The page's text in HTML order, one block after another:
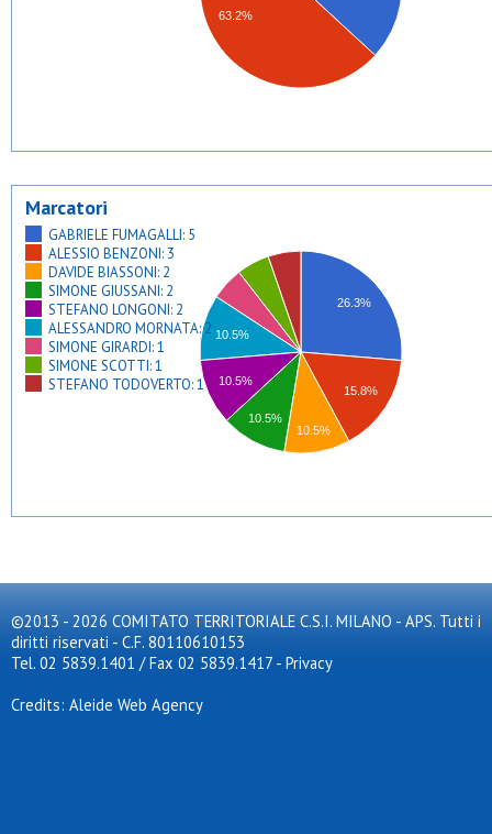
63.2%
26.3%
15.8%
10.5%
10.5%
10.5%
10.5%
Marcatori
GABRIELE FUMAGALLI: 5
ALESSIO BENZONI: 3
DAVIDE BIASSONI: 2
SIMONE GIUSSANI: 2
STEFANO LONGONI: 2
ALESSANDRO MORNATA: 2
SIMONE GIRARDI: 1
SIMONE SCOTTI: 1
STEFANO TODOVERTO: 1
©2013 - 2026 COMITATO TERRITORIALE C.S.I. MILANO - APS. Tutti i
diritti riservati - C.F. 80110610153
Tel. 02 5839.1401 / Fax 02 5839.1417 - Privacy
Credits: Aleide Web Agency